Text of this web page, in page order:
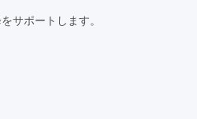
サポートします。